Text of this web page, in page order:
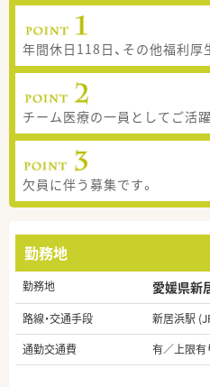
年間休日118日、その他福利厚
チーム医療の一員としてご活
欠員に伴う募集です。
勤務地
勤務地 愛媛県新
路線・交通手段
新居浜駅
通勤交通費
有／上限